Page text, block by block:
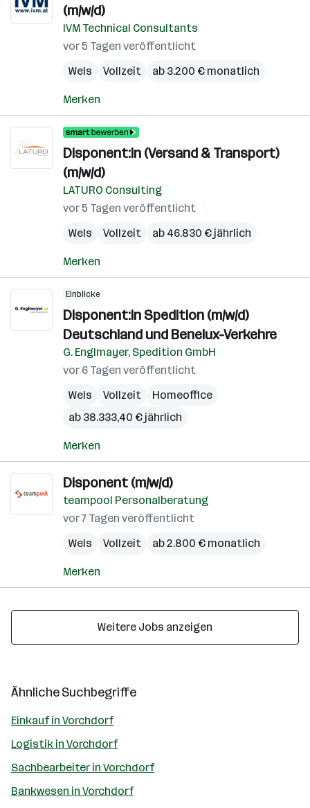
(m/w/d)
IVM Technical Consultants
vor 5 Tagen veröffentlicht
Wels
Vollzeit ab 3.200 € monatlich
Merken
Disponent:in (Versand & Transport)
(m/w/d)
LATURO Consulting
vor 5 Tagen veröffentlicht
Wels
Vollzeit ab 46.830 € jährlich
Merken
Einblicke
Disponent:in Spedition (m/w/d)
Deutschland und Benelux-Verkehre
G. Englmayer, Spedition GmbH
vor 6 Tagen veröffentlicht
Wels
Vollzeit
Homeoffice
ab 38.333,40 € jährlich
Merken
Disponent (m/w/d)
teampool Personalberatung
vor 7 Tagen veröffentlicht
Wels
Vollzeit ab 2.800 € monatlich
Merken
Weitere Jobs anzeigen
Ähnliche Suchbegriffe
Einkauf in Vorchdorf
Logistik in Vorchdorf
Sachbearbeiter in Vorchdorf
Bankwesen in Vorchdorf